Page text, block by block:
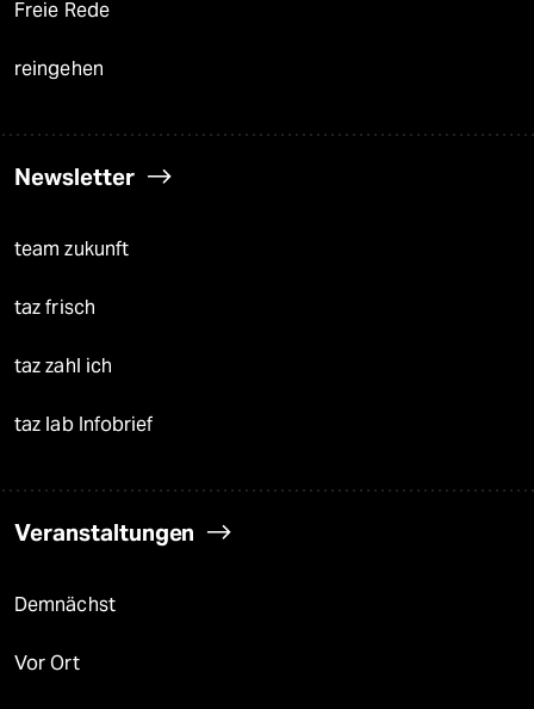
Freie Rede
reingehen
Newsletter
team zukunft
taz frisch
taz zahl ich
taz lab Infobrief
Veranstaltungen
Demnächst
Vor Ort